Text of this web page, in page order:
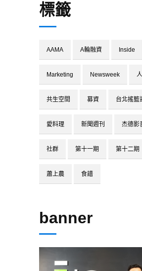
標籤
AAMA A輪融資 Inside
Marketing Newsweek
共生空間 募資 台北搖籃
愛料理 新聞週刊 杰德影
社群 第十一期 第十二期
蕭上農 食譜
banner